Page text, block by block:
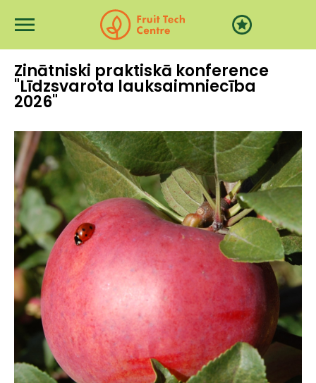
Zinātniski praktiskā konference
"Līdzsvarota lauksaimniecība
2026"